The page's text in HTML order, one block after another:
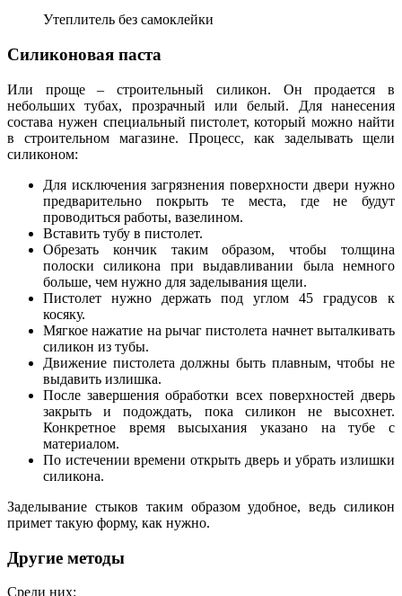
Утеплитель без самоклейки
Силиконовая паста
Или проще – строительный силикон. Он продается в
небольших тубах, прозрачный или белый. Для нанесения
состава нужен специальный пистолет, который можно найти
в строительном магазине. Процесс, как заделывать щели
силиконом:
Для исключения загрязнения поверхности двери нужно
предварительно покрыть те места, где не будут
проводиться работы, вазелином.
Вставить тубу в пистолет.
Обрезать кончик таким образом, чтобы толщина
полоски силикона при выдавливании была немного
больше, чем нужно для заделывания щели.
Пистолет нужно держать под углом 45 градусов к
косяку.
Мягкое нажатие на рычаг пистолета начнет выталкивать
силикон из тубы.
Движение пистолета должны быть плавным, чтобы не
выдавить излишка.
После завершения обработки всех поверхностей дверь
закрыть и подождать, пока силикон не высохнет.
Конкретное время высыхания указано на тубе с
материалом.
По истечении времени открыть дверь и убрать излишки
силикона.
Заделывание стыков таким образом удобное, ведь силикон
примет такую форму, как нужно.
Другие методы
Среди них: